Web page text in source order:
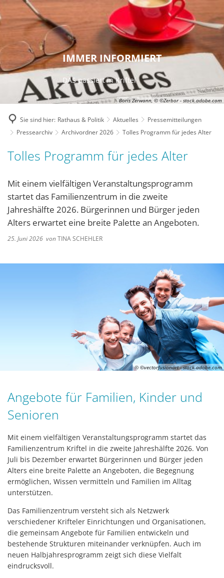
Boris Zerwann, © ©Zerbor - stock.adobe.com
IMMER INFORMIERT
DAS passiert in Kriftel
Sie sind hier: Rathaus & Politik Aktuelles
Pressemitteilungen
Pressearchiv
Archivordner 2026 Tolles Programm für jedes Alter
Tolles Programm für jedes Alter
Mit einem vielfältigen Veranstaltungsprogramm
startet das Familienzentrum in die zweite
Jahreshälfte 2026. Bürgerinnen und Bürger jeden
Alters erwartet eine breite Palette an Angeboten.
25. Juni 2026 vonTINA SCHEHLER
© ©vectorfusionart - stock.adobe.com
Angebote für Familien, Kinder und
Senioren
Mit einem vielfältigen Veranstaltungsprogramm startet das
Familienzentrum Kriftel in die zweite Jahreshälfte 2026. Von
Juli bis Dezember erwartet Bürgerinnen und Bürger jeden
Alters eine breite Palette an Angeboten, die Begegnung
ermöglichen, Wissen vermitteln und Familien im Alltag
unterstützen.
Das Familienzentrum versteht sich als Netzwerk
verschiedener Krifteler Einrichtungen und Organisationen,
die gemeinsam Angebote für Familien entwickeln und
bestehende Strukturen miteinander verknüpfen. Auch im
neuen Halbjahresprogramm zeigt sich diese Vielfalt
eindrucksvoll.